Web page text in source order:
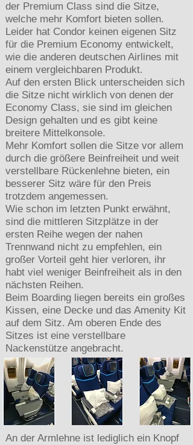
der Premium Class sind die Sitze,
welche mehr Komfort bieten sollen.
Leider hat Condor keinen eigenen Sitz
für die Premium Economy entwickelt,
wie die anderen deutschen Airlines mit
einem vergleichbaren Produkt.
Auf den ersten Blick unterscheiden sich
die Sitze nicht wirklich von denen der
Economy Class, sie sind im gleichen
Design gehalten und es gibt keine
breitere Mittelkonsole.
Mehr Komfort sollen die Sitze vor allem
durch die größere Beinfreiheit und weit
verstellbare Rückenlehne bieten, ein
besserer Sitz wäre für den Preis
trotzdem angemessen.
Wie schon im letzten Punkt erwähnt,
sind die mittleren Sitzplätze in der
ersten Reihe wegen der nahen
Trennwand nicht zu empfehlen, ein
großer Vorteil geht hier verloren, ihr
habt viel weniger Beinfreiheit als in den
nächsten Reihen.
Beim Boarding liegen bereits ein großes
Kissen, eine Decke und das Amenity Kit
auf dem Sitz. Am oberen Ende des
Sitzes ist eine verstellbare
Nackenstütze angebracht.
An der Armlehne ist lediglich ein Knopf